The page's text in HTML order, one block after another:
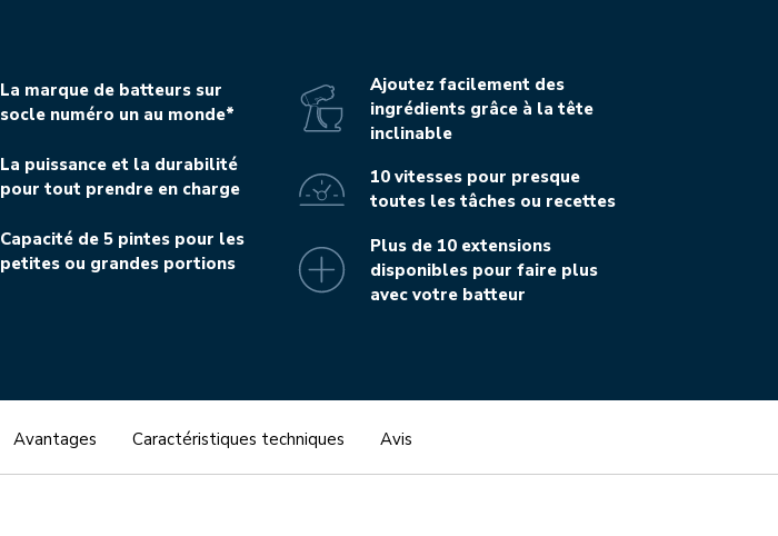
La marque de batteurs sur
socle numéro un au monde*
La puissance et la durabilité
pour tout prendre en charge
Capacité de 5 pintes pour les
petites ou grandes portions
Ajoutez facilement des
ingrédients grâce à la tête
inclinable
10 vitesses pour presque
toutes les tâches ou recettes
Plus de 10 extensions
disponibles pour faire plus
avec votre batteur
Avantages Caractéristiques techniques Avis